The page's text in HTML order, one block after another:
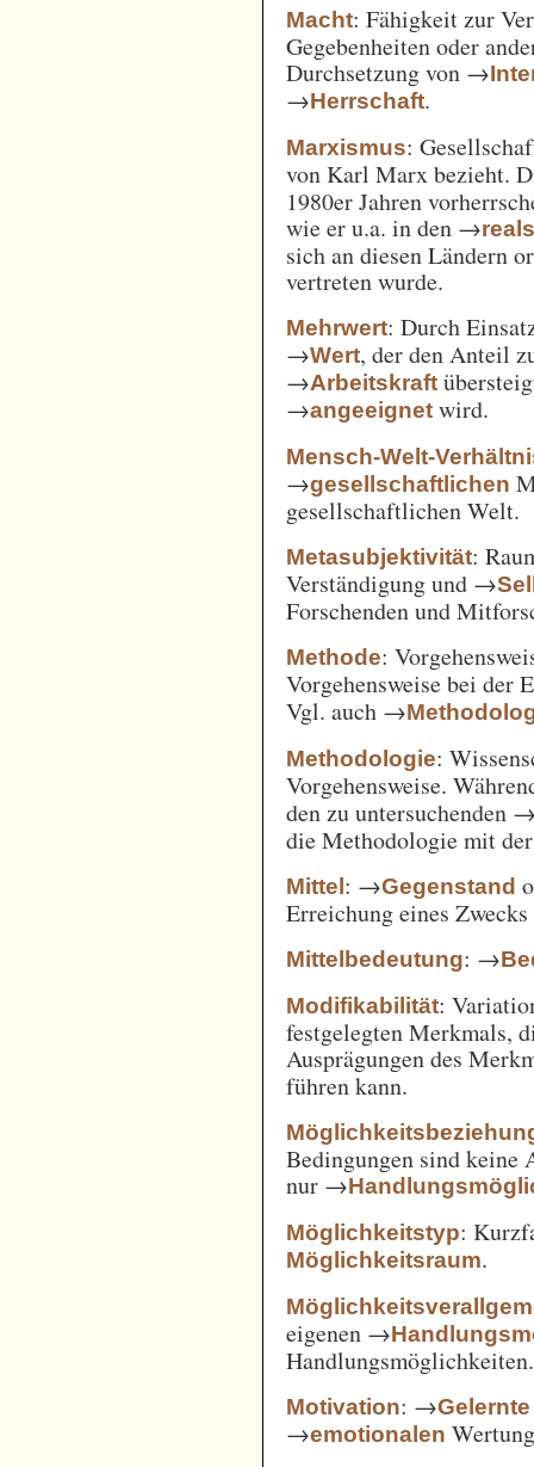
Macht: Fähigkeit zur
Gegebenheiten oder
Durchsetzung von →
→Herrschaft.
Marxismus:
von Karl Marx bezieht.
1980er Jahren
wie er u.a. in den →
sich an diesen Ländern
vertreten wurde.
Mehrwert: Durch
→Wert, der den Anteil
→Arbeitskraft
→angeeignet wird.
Mensch-Welt-
→gesellschaftlichen
gesellschaftlichen Welt.
Metasubjektivität:
Verständigung und →
Forschenden und
Methode:
Vorgehensweise bei der
Vgl. auch →
Methodologie:
Vorgehensweise.
den zu untersuchenden
die Methodologie mit
Mittel: →Gegenstand
Erreichung eines
Mittelbedeutung: →
Modifikabilität:
festgelegten Merkmals,
Ausprägungen des
führen kann.
Bedingungen sind keine
nur →
Möglichkeitstyp:
Möglichkeitsraum.
eigenen →
Handlungsmöglichkeiten.
Motivation: →Gelernte
→emotionalen